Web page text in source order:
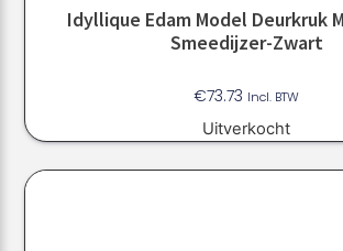
Idyllique Edam Model Deurkruk
Smeedijzer-Zwart
€73.73 Incl. BTW
Uitverkocht